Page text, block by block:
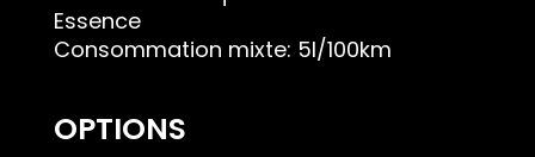
Essence
Consommation mixte: 5l/100km
OPTIONS